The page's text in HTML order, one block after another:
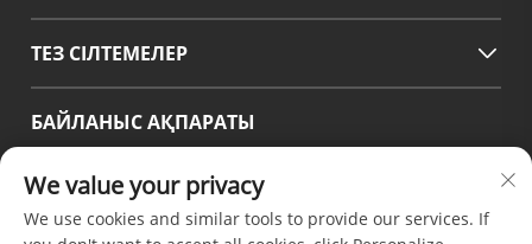
ТЕЗ СІЛТЕМЕЛЕР
БАЙЛАНЫС АҚПАРАТЫ
Office add : No.38 Huagang Road ,South Area of chengdu
Modern Industrial Port,Pixian Chengdu Sichuan China
Электрондық пошта:[email protected]
We value your privacy
We use cookies and similar tools to provide our services. If